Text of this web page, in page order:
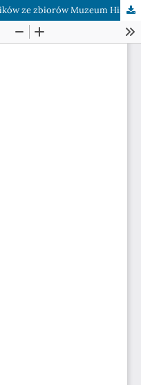
Ornat krakowskiego cechu krupników ze zbiorów Muzeum Historycznego m. Krakowa